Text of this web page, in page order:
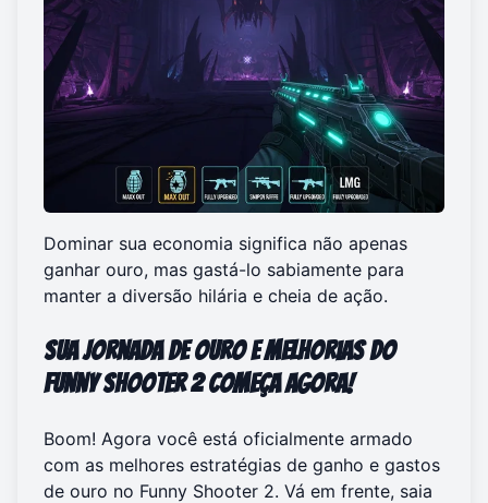
Dominar sua economia significa não apenas
ganhar ouro, mas gastá-lo sabiamente para
manter a diversão hilária e cheia de ação.
Sua Jornada de Ouro e Melhorias do
Funny Shooter 2 Começa Agora!
Boom! Agora você está oficialmente armado
com as melhores estratégias de ganho e gastos
de ouro no Funny Shooter 2. Vá em frente, saia